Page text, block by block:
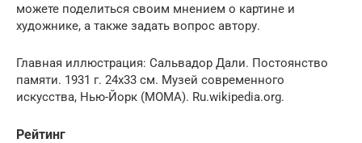
можете поделиться своим мнением о картине и
художнике, а также задать вопрос автору.
Главная иллюстрация: Сальвадор Дали. Постоянство
памяти. 1931 г. 24х33 см. Музей современного
искусства, Нью-Йорк (МОМА). Ru.wikipedia.org.
Рейтинг